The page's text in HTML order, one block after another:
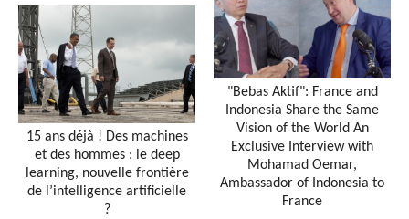
15 ans déjà ! Des machines
et des hommes : le deep
learning, nouvelle frontière
de l’intelligence artificielle
?
"Bebas Aktif": France and
Indonesia Share the Same
Vision of the World An
Exclusive Interview with
Mohamad Oemar,
Ambassador of Indonesia to
France